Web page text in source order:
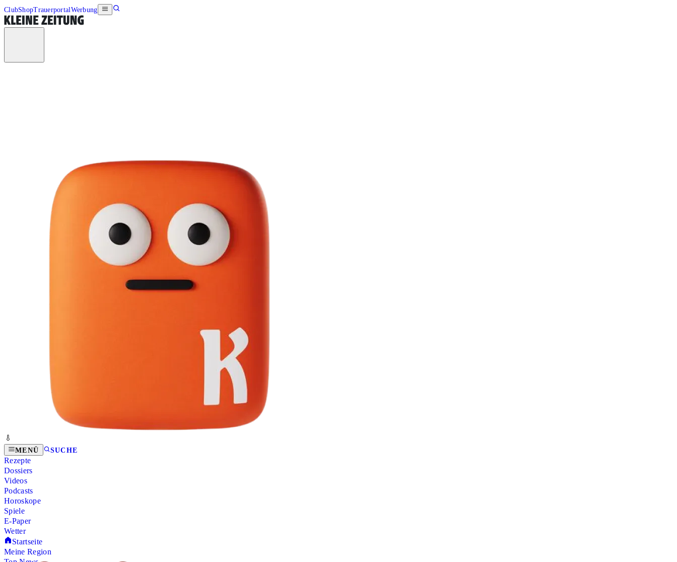
ClubShopTrauerportalWerbung
MENÜ SUCHE
Rezepte
Dossiers
Videos
Podcasts
Horoskope
Spiele
E-Paper
Wetter
Startseite
Meine Region